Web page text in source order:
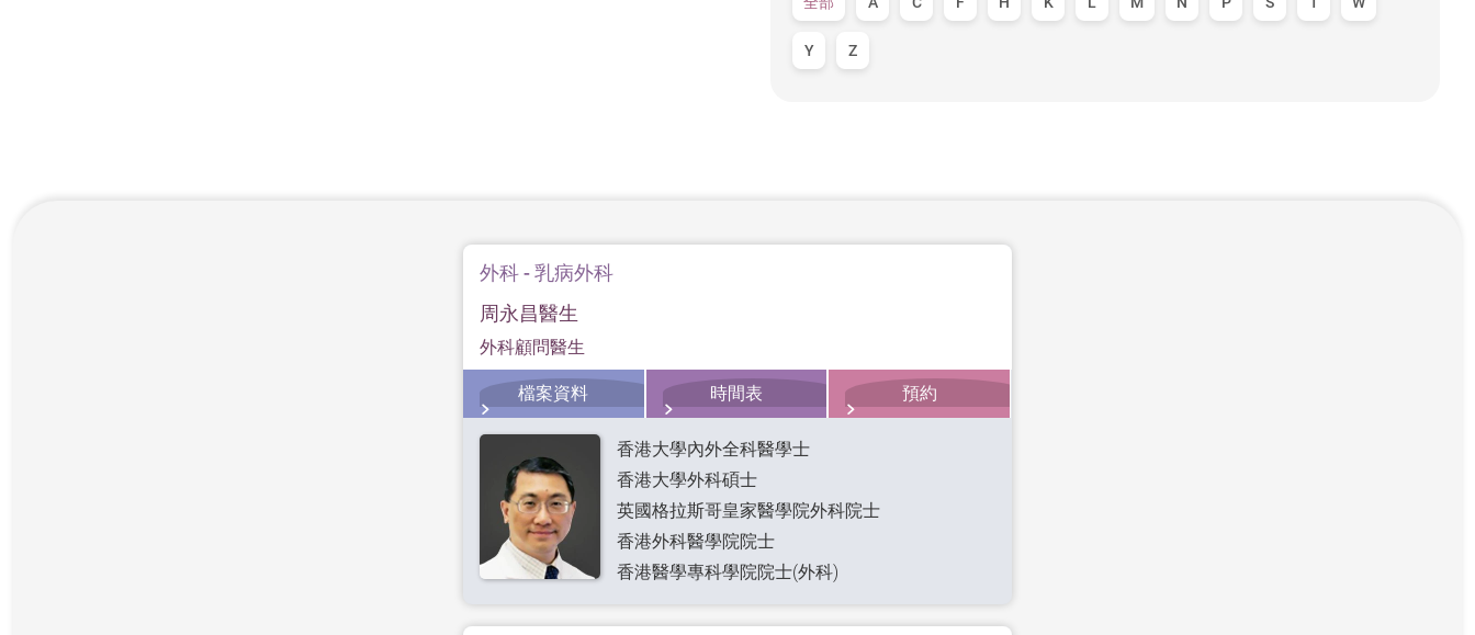
Y Z
外科 - 乳病外科
周永昌醫生
外科顧問醫生
檔案資料 時間表 預約
香港大學內外全科醫學士
香港大學外科碩士
英國格拉斯哥皇家醫學院外科院士
香港外科醫學院院士
香港醫學專科學院院士(外科)